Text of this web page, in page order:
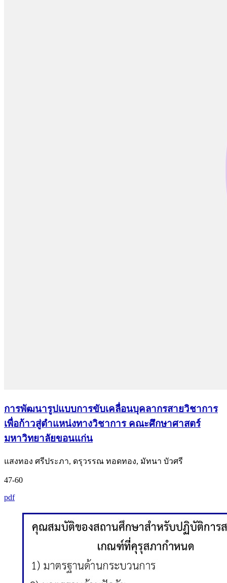
การพัฒนารูปแบบการขับเคลื่อนบุคลากรสายวิชาการ
เพื่อก้าวสู่ตำแหน่งทางวิชาการ คณะศึกษาศาสตร์
มหาวิทยาลัยขอนแก่น
แสงทอง ศรีประภา, ดรุวรรณ ทอดทอง, มัทนา บัวศรี
47-60
pdf